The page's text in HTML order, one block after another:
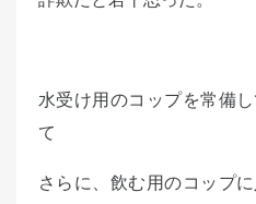
水受け用のコップを常備
て
さらに、飲む用のコップ